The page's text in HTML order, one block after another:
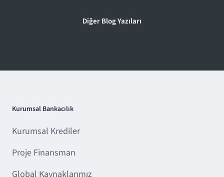
Diğer Blog Yazıları
Kurumsal Bankacılık
Kurumsal Krediler
Proje Finansman
Global Kaynaklarımız